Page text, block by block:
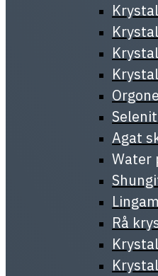
Orgone
Agat
Water
Rå